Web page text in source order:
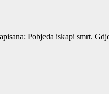
Pobjeda iskapi smrt.